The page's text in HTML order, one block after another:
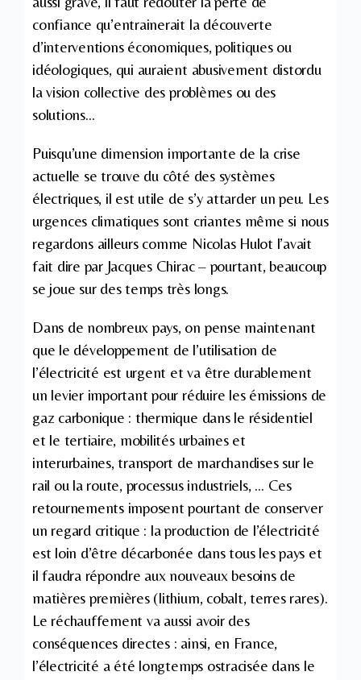
confiance qu’entrainerait la découverte
d’interventions économiques, politiques ou
idéologiques, qui auraient abusivement distordu
la vision collective des problèmes ou des
solutions…
Puisqu’une dimension importante de la crise
actuelle se trouve du côté des systèmes
électriques, il est utile de s’y attarder un peu. Les
urgences climatiques sont criantes même si nous
regardons ailleurs comme Nicolas Hulot l’avait
fait dire par Jacques Chirac – pourtant, beaucoup
se joue sur des temps très longs.
Dans de nombreux pays, on pense maintenant
que le développement de l’utilisation de
l’électricité est urgent et va être durablement
un levier important pour réduire les émissions de
gaz carbonique : thermique dans le résidentiel
et le tertiaire, mobilités urbaines et
interurbaines, transport de marchandises sur le
rail ou la route, processus industriels, … Ces
retournements imposent pourtant de conserver
un regard critique : la production de l’électricité
est loin d’être décarbonée dans tous les pays et
il faudra répondre aux nouveaux besoins de
matières premières (lithium, cobalt, terres rares).
Le réchauffement va aussi avoir des
conséquences directes : ainsi, en France,
l’électricité a été longtemps ostracisée dans le